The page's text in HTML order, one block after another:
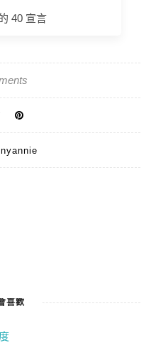
40 宣言
喜歡